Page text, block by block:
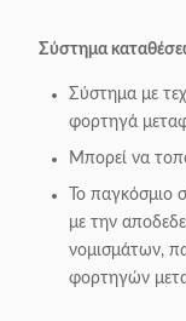
Σύστημα
Σύστημα με
φορτηγά
Μπορεί να
Το παγκόσμιο
με την
νομισμάτων,
φορτηγών